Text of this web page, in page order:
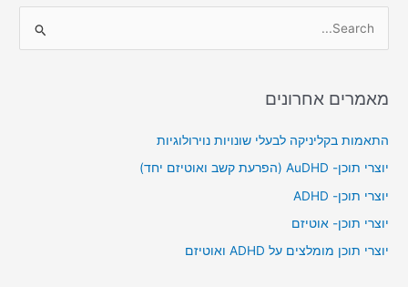
r
o
r
:
מאמרים אחרונים
התאמות בקליניקה לבעלי שונויות נוירולוגיות
יוצרי תוכן- AuDHD (הפרעת קשב ואוטיזם יחד)
יוצרי תוכן- ADHD
יוצרי תוכן- אוטיזם
יוצרי תוכן מומלצים על ADHD ואוטיזם